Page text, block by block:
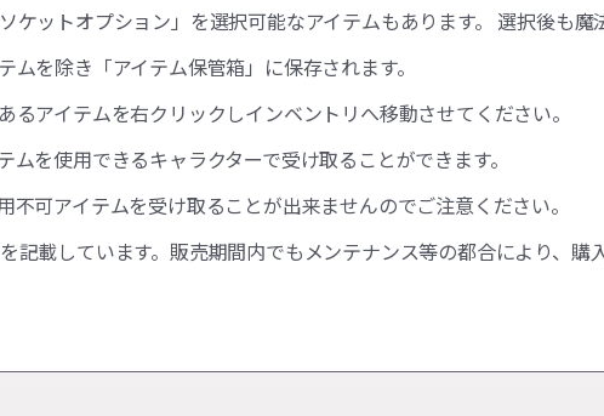
ットオプション」を選択可能なアイテムもあります。 選択後も魔
を除き「アイテム保管箱」に保存されます。
アイテムを右クリックしインベントリへ移動させてください。
を使用できるキャラクターで受け取ることができます。
可アイテムを受け取ることが出来ませんのでご注意ください。
載しています。販売期間内でもメンテナンス等の都合により、購